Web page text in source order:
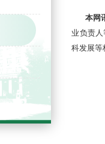
本网
业负责
科发展等